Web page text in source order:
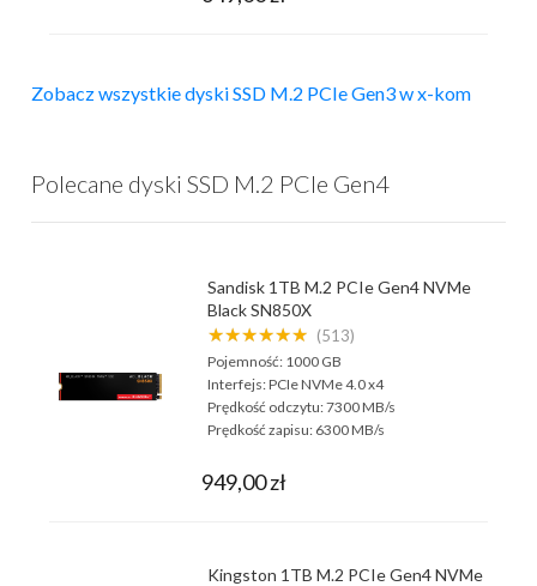
Zobacz wszystkie dyski SSD M.2 PCIe Gen3 w x-kom
Polecane dyski SSD M.2 PCIe Gen4
Sandisk 1TB M.2 PCIe Gen4 NVMe
Black SN850X
★★★★★★ (513)
Pojemność: 1000 GB
Interfejs:PCIe NVMe 4.0 x4
Prędkość odczytu:7300 MB/s
Prędkość zapisu: 6300 MB/s
949,00 zł
Kingston 1TB M.2 PCIe Gen4 NVMe